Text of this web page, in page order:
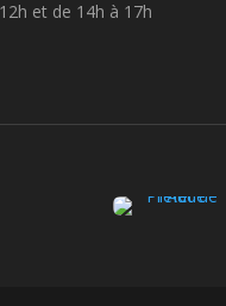
et de 14h à 17h